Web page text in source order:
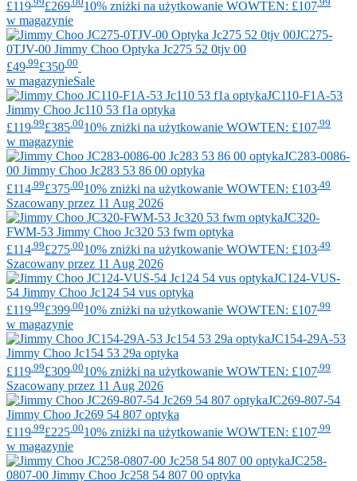
£119
£269 10% zniżki na użytkowanie WOWTEN: £107
w magazynie
JC275-
0TJV-00 Jimmy Choo Optyka Jc275 52 0tjv 00
£49 .99£350 .00
w magazynieSale
JC110-F1A-53
Jimmy Choo Jc110 53 f1a optyka
£119 .99£385 .0010% zniżki na użytkowanie WOWTEN: £107 .99
w magazynie
JC283-0086-
00 Jimmy Choo Jc283 53 86 00 optyka
£114 .99£375 .0010% zniżki na użytkowanie WOWTEN: £103 .49
Szacowany przez 11 Aug 2026
JC320-
FWM-53 Jimmy Choo Jc320 53 fwm optyka
£114 .99£275 .0010% zniżki na użytkowanie WOWTEN: £103 .49
Szacowany przez 11 Aug 2026
JC124-VUS-
54 Jimmy Choo Jc124 54 vus optyka
£119 .99£399 .0010% zniżki na użytkowanie WOWTEN: £107 .99
w magazynie
JC154-29A-53
Jimmy Choo Jc154 53 29a optyka
£119 .99£309 .0010% zniżki na użytkowanie WOWTEN: £107 .99
Szacowany przez 11 Aug 2026
JC269-807-54
Jimmy Choo Jc269 54 807 optyka
£119 .99£225 .0010% zniżki na użytkowanie WOWTEN: £107 .99
w magazynie
JC258-
0807-00 Jimmy Choo Jc258 54 807 00 optyka